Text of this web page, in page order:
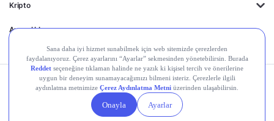
Kripto
Ayrıcalıklar
Kişisel Verilerin
Gizlilik
Politikası
Yasal
Duyurular
Çerez